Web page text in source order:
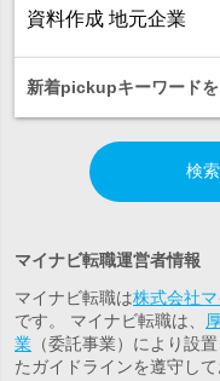
資料作成 地元企業
新着pickupキーワード
検
マイナビ転職運営者情報
マイナビ転職は株式会社
です。 マイナビ転職は、
業 （委託事業）により設
たガイドラインを遵守し